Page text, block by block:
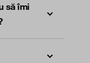
să îmi